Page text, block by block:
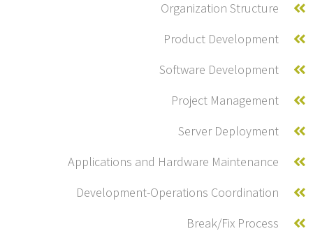
Organization Structure
Product Development
Software Development
Project Management
Server Deployment
Applications and Hardware Maintenance
Development-Operations Coordination
Break/Fix Process